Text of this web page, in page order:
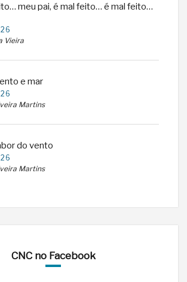
meu pai, é mal feito… é mal feito…
Vieira
e mar
Martins
do vento
Martins
CNC no Facebook